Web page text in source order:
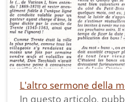
L'altro sermone della
In questo articolo,